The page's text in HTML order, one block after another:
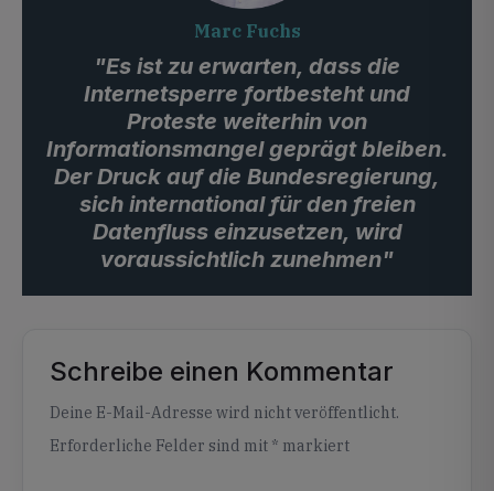
Marc Fuchs
"Es ist zu erwarten, dass die
Internetsperre fortbesteht und
Proteste weiterhin von
Informationsmangel geprägt bleiben.
Der Druck auf die Bundesregierung,
sich international für den freien
Datenfluss einzusetzen, wird
voraussichtlich zunehmen"
Schreibe einen Kommentar
Deine E-Mail-Adresse wird nicht veröffentlicht.
Erforderliche Felder sind mit * markiert
Alternative: